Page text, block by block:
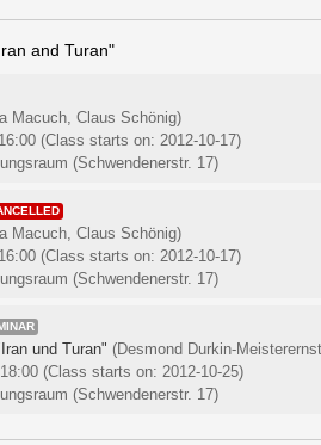
and Turan"
Macuch, Claus Schönig)
(Class starts on: 2012-10-17)
(Schwendenerstr. 17)
Macuch, Claus Schönig)
(Class starts on: 2012-10-17)
(Schwendenerstr. 17)
und Turan" (Desmond Durkin-
(Class starts on: 2012-10-25)
(Schwendenerstr. 17)